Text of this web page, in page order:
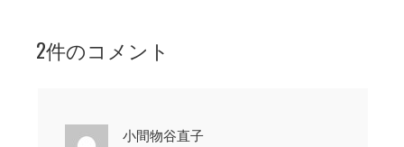
2件のコメント
小間物谷直子